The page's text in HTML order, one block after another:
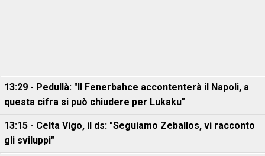
13:29 - Pedullà: "Il Fenerbahce accontenterà il Napoli, a
questa cifra si può chiudere per Lukaku"
13:15 - Celta Vigo, il ds: "Seguiamo Zeballos, vi racconto
gli sviluppi"